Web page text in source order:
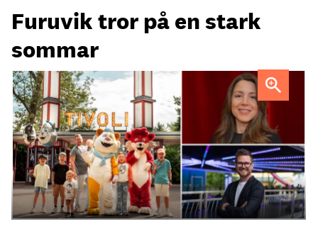
Furuvik tror på en stark
sommar
Linda Larsson (överst) och Thomas Burenius